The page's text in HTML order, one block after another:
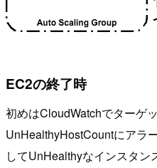
EC2の終了時
初めはCloudWatchでターゲ
UnHealthyHostCountにアラ
してUnHealthyなインスタン